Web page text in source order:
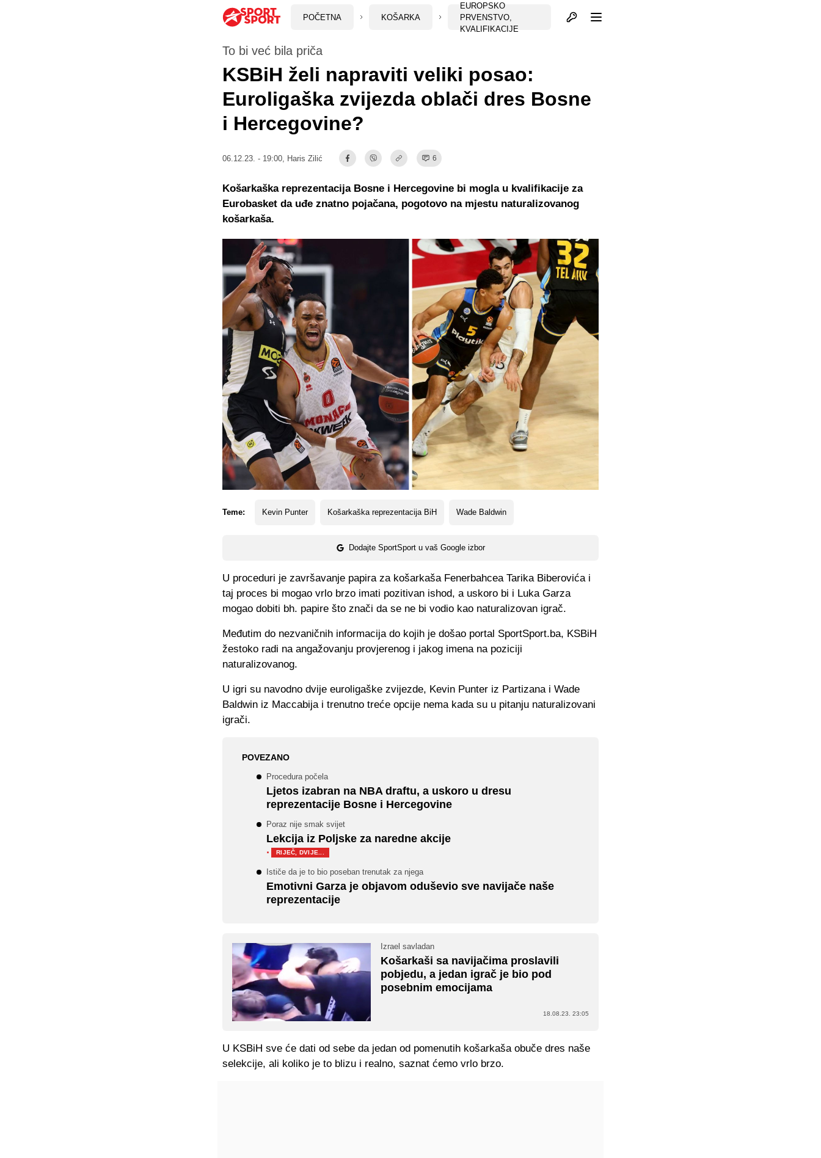
POČETNA KOŠARKA
EUROPSKO
PRVENSTVO,
KVALIFIKACIJE
Otvori profil
To bi već bila priča
KSBiH želi napraviti veliki posao:
Euroligaška zvijezda oblači dres Bosne
i Hercegovine?
06.12.23. - 19:00, Haris Zilić 6
Teme: Kevin Punter Košarkaška reprezentacija BiH Wade Baldwin
Dodajte SportSport u vaš Google izbor
Košarkaška reprezentacija Bosne i Hercegovine bi mogla u kvalifikacije za
Eurobasket da uđe znatno pojačana, pogotovo na mjestu naturalizovanog
košarkaša.
U proceduri je završavanje papira za košarkaša Fenerbahcea Tarika Biberovića i
taj proces bi mogao vrlo brzo imati pozitivan ishod, a uskoro bi i Luka Garza
mogao dobiti bh. papire što znači da se ne bi vodio kao naturalizovan igrač.
Međutim do nezvaničnih informacija do kojih je došao portal SportSport.ba, KSBiH
žestoko radi na angažovanju provjerenog i jakog imena na poziciji
naturalizovanog.
U igri su navodno dvije euroligaške zvijezde, Kevin Punter iz Partizana i Wade
Baldwin iz Maccabija i trenutno treće opcije nema kada su u pitanju naturalizovani
igrači.
POVEZANO
Procedura počela
Ljetos izabran na NBA draftu, a uskoro u dresu
reprezentacije Bosne i Hercegovine
Poraz nije smak svijet
Lekcija iz Poljske za naredne akcije
·
RIJEČ, DVIJE...
Ističe da je to bio poseban trenutak za njega
Emotivni Garza je objavom oduševio sve navijače naše
reprezentacije
Izrael savladan
Košarkaši sa navijačima proslavili
pobjedu, a jedan igrač je bio pod
posebnim emocijama
18.08.23. 23:05
U KSBiH sve će dati od sebe da jedan od pomenutih košarkaša obuče dres naše
selekcije, ali koliko je to blizu i realno, saznat ćemo vrlo brzo.